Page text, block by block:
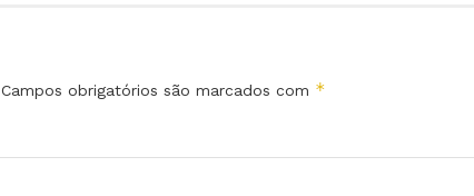
Campos obrigatórios são marcados com *